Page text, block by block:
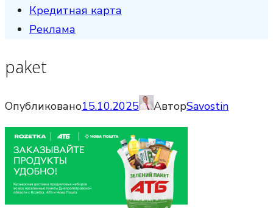
Кредитная карта
Реклама
paket
Опубликовано15.10.2025 АвторSavostin